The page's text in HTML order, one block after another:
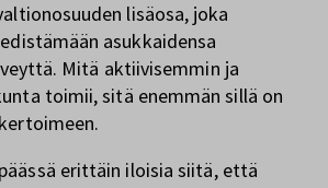
lisäosa, joka
asukkaidensa
Mitä aktiivisemmin ja
toimii, sitä enemmän sillä on
erittäin iloisia siitä, että